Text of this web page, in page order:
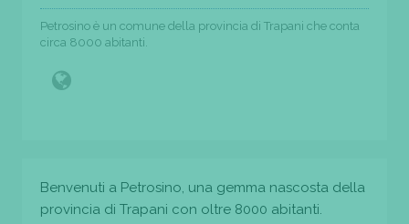
Petrosino è un comune della provincia di Trapani che conta
circa 8000 abitanti.
Benvenuti a Petrosino, una gemma nascosta della
provincia di Trapani con oltre 8000 abitanti.